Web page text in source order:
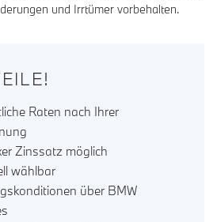
und Irrtümer vorbehalten.
Raten nach Ihrer
Zinssatz möglich
wählbar
über BMW